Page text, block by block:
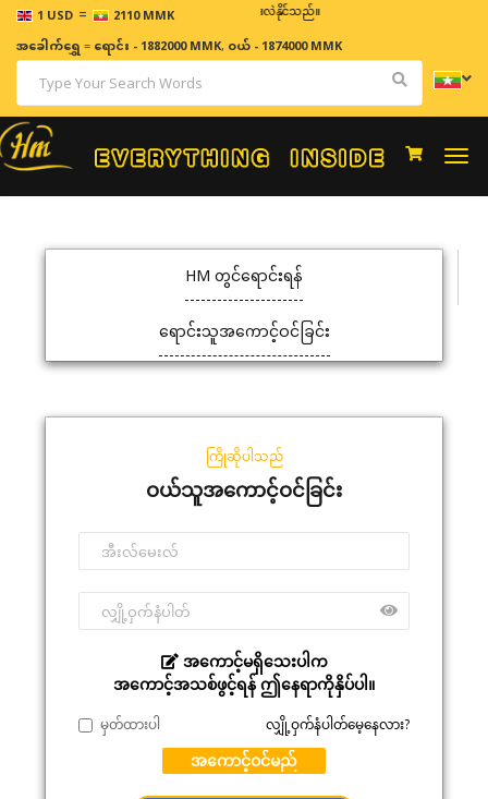
1 USD = 2110 MMK
ဈေးနှုန်းများသည် အချိန်နှင့် အမျှပြောင်းလဲနိုင်သည်။
အခေါက်ရွှေ=ရောင်း - 1882000 MMK, ဝယ် - 1874000 MMK
HM တွင်ရောင်းရန်
ရောင်းသူအကောင့်ဝင်ခြင်း
ကြိုဆိုပါသည်
ဝယ်သူအကောင့်ဝင်ခြင်း
အကောင့်မရှိသေးပါက
အကောင့်အသစ်ဖွင့်ရန် ဤနေရာကိုနှိပ်ပါ။
မှတ်ထားပါ လျှို့ဝှက်နံပါတ်မေ့နေလား?
အကောင့်ဝင်မည်